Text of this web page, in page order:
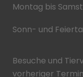
Montag bis
Sonn- und
Besuche und
vorheriger